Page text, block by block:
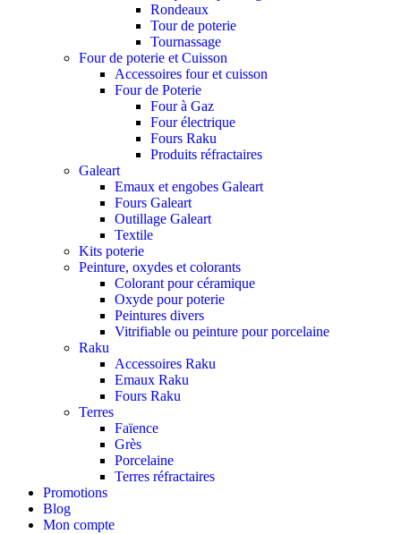
Rondeaux
Tour de poterie
Tournassage
Four de poterie et Cuisson
Accessoires four et cuisson
Four de Poterie
Four à Gaz
Four électrique
Fours Raku
Produits réfractaires
Galeart
Emaux et engobes Galeart
Fours Galeart
Outillage Galeart
Textile
Kits poterie
Peinture, oxydes et colorants
Colorant pour céramique
Oxyde pour poterie
Peintures divers
Vitrifiable ou peinture pour porcelaine
Raku
Accessoires Raku
Emaux Raku
Fours Raku
Terres
Faïence
Grès
Porcelaine
Terres réfractaires
Promotions
Blog
Mon compte